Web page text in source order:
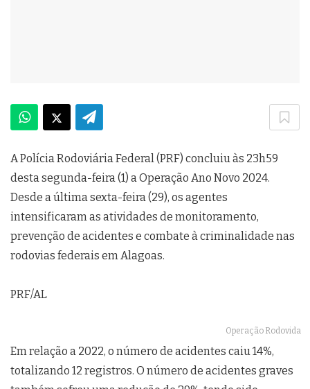
A Polícia Rodoviária Federal (PRF) concluiu às 23h59
desta segunda-feira (1) a Operação Ano Novo 2024.
Desde a última sexta-feira (29), os agentes
intensificaram as atividades de monitoramento,
prevenção de acidentes e combate à criminalidade nas
rodovias federais em Alagoas.
PRF/AL
Operação Rodovida
Em relação a 2022, o número de acidentes caiu 14%,
totalizando 12 registros. O número de acidentes graves